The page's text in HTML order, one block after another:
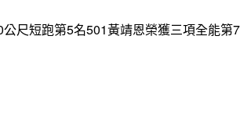
尺短跑第5名501黃靖恩榮獲三項全能第